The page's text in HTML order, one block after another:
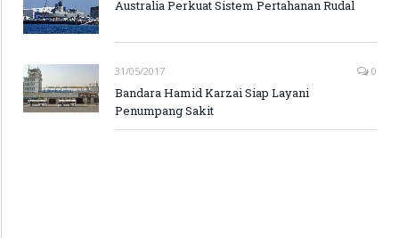
Australia Perkuat Sistem Pertahanan Rudal
31/05/2017 0
Bandara Hamid Karzai Siap Layani
Penumpang Sakit